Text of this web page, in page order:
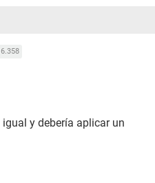
y debería aplicar un